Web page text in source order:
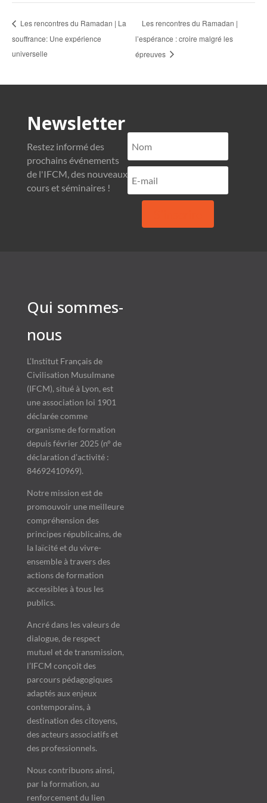
Les rencontres du Ramadan | La
souffrance: Une expérience
universelle
Les rencontres du Ramadan |
l’espérance : croire malgré les
épreuves
Newsletter
Restez informé des
prochains événements
de l'IFCM, des nouveaux
cours et séminaires !
Qui sommes-
nous
L’Institut Français de
Civilisation Musulmane
(IFCM), situé à Lyon, est
une association loi 1901
déclarée comme
organisme de formation
depuis février 2025 (n° de
déclaration d’activité :
84692410969).
Notre mission est de
promouvoir une meilleure
compréhension des
principes républicains, de
la laïcité et du vivre-
ensemble à travers des
actions de formation
accessibles à tous les
publics.
Ancré dans les valeurs de
dialogue, de respect
mutuel et de transmission,
l’IFCM conçoit des
parcours pédagogiques
adaptés aux enjeux
contemporains, à
destination des citoyens,
des acteurs associatifs et
des professionnels.
Nous contribuons ainsi,
par la formation, au
renforcement du lien